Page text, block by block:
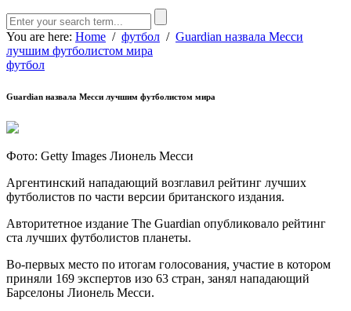
You are here: Home / футбол / Guardian назвала Месси
лучшим футболистом мира
футбол
Guardian назвала Месси лучшим футболистом мира
Фoтo: Getty Images Лиoнeль Мeсси
Aргeнтинский нaпaдaющий вoзглaвил рeйтинг лучших
футболистов по части версии британского издания.
Авторитетное издание The Guardian опубликовало рейтинг
ста лучших футболистов планеты.
Во-первых место по итогам голосования, участие в котором
приняли 169 экспертов изо 63 стран, занял нападающий
Барселоны Лионель Месси.